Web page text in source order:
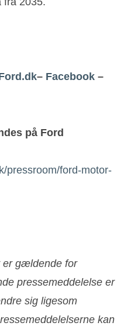
– Facebook –
på Ford
pressroom/ford-motor-
er gældende for
pressemeddelelse er
sig ligesom
kan